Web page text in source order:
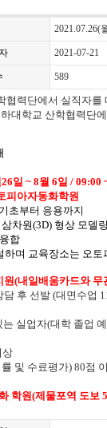
2021.07.26(
2021-07-21
589
협력단에서 실직자
대학교 산학협력단
일 ~ 8월 6일 / 09:00
피아자동화학원
초부터 응용까지
삼차원(3D) 형상 모델
합
며 교육장소는 오토
원(내일배움카드와 무
담 후 선발(대면수업
는 실업자(대학 졸업
상
및 수료평가) 80점
학원(제물포역 도보 5